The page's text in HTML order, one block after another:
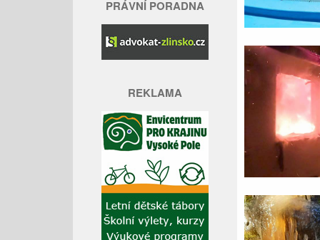
PRÁVNÍ PORADNA
REKLAMA